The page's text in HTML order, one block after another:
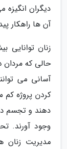
دیگران
آن ها راهکار
زنان توانایی
حالی که مردان
آسانی می
کردن پروژه کم
دهند و تجسم
وجود آورند.
مدیریت زنان